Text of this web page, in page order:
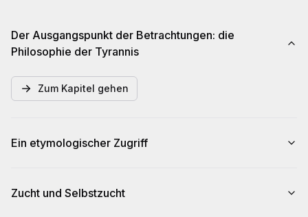
Der Ausgangspunkt der Betrachtungen: die
Philosophie der Tyrannis
Zum Kapitel gehen
Ein etymologischer Zugriff
Zucht und Selbstzucht